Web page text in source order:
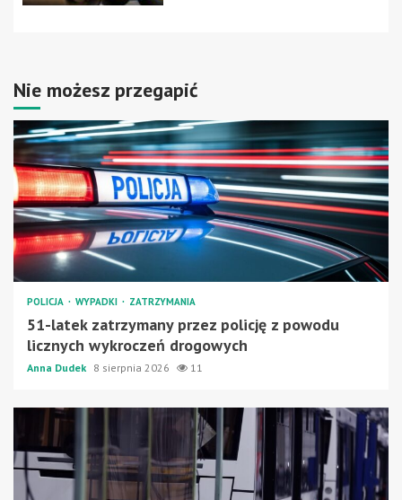
Nie możesz przegapić
POLICJA WYPADKI ZATRZYMANIA
51-latek zatrzymany przez policję z powodu
licznych wykroczeń drogowych
Anna Dudek 8 sierpnia 2026 11